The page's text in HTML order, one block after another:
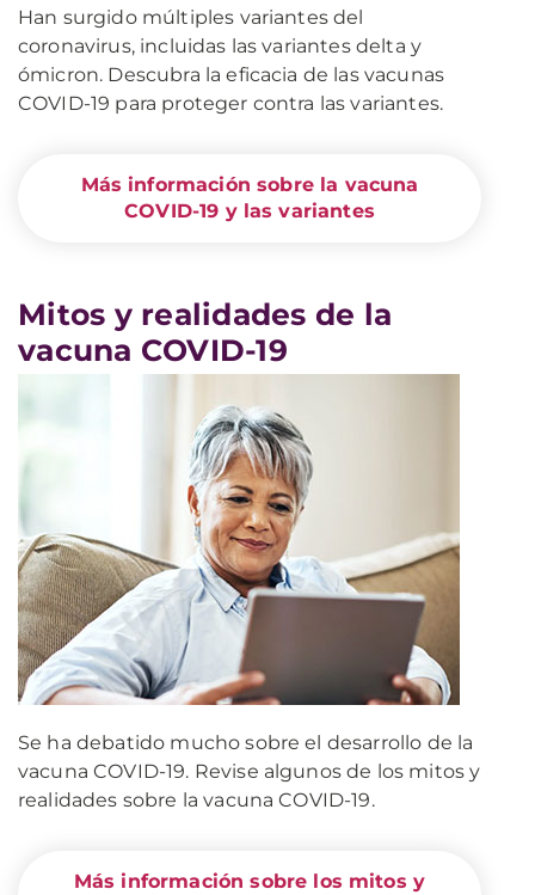
Han surgido múltiples variantes del
coronavirus, incluidas las variantes delta y
ómicron. Descubra la eficacia de las vacunas
COVID-19 para proteger contra las variantes.
Más información sobre la vacuna
COVID-19 y las variantes
Mitos y realidades de la
vacuna COVID-19
Se ha debatido mucho sobre el desarrollo de la
vacuna COVID-19. Revise algunos de los mitos y
realidades sobre la vacuna COVID-19.
Más información sobre los mitos y